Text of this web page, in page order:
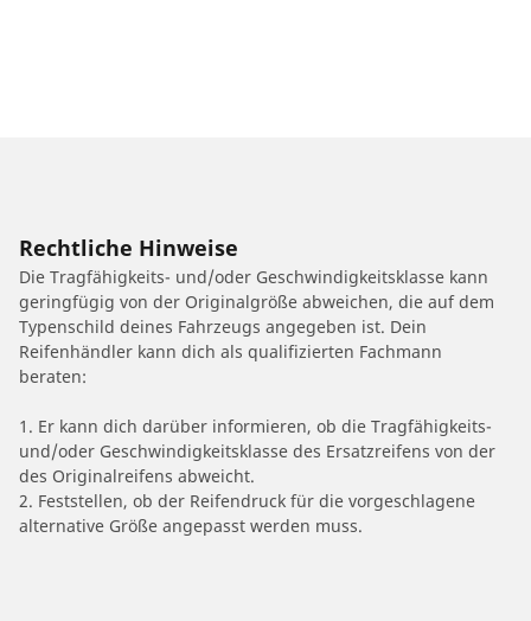
Rechtliche Hinweise
Die Tragfähigkeits- und/oder Geschwindigkeitsklasse kann
geringfügig von der Originalgröße abweichen, die auf dem
Typenschild deines Fahrzeugs angegeben ist. Dein
Reifenhändler kann dich als qualifizierten Fachmann
beraten:
1. Er kann dich darüber informieren, ob die Tragfähigkeits-
und/oder Geschwindigkeitsklasse des Ersatzreifens von der
des Originalreifens abweicht.
2. Feststellen, ob der Reifendruck für die vorgeschlagene
alternative Größe angepasst werden muss.